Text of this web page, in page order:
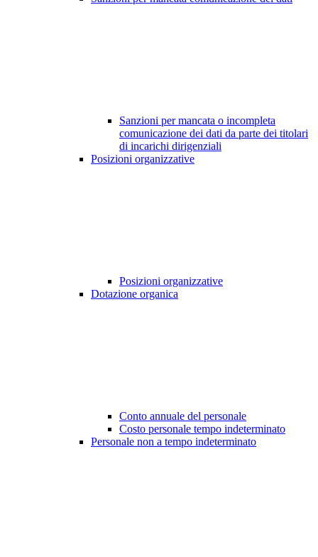
Sanzioni per mancata o incompleta
comunicazione dei dati da parte dei titolari
di incarichi dirigenziali
Posizioni organizzative
Posizioni organizzative
Dotazione organica
Conto annuale del personale
Costo personale tempo indeterminato
Personale non a tempo indeterminato